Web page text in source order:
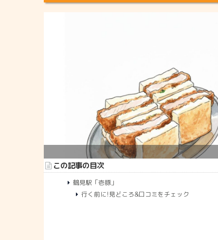
この記事の目次
鶴見駅「壱豚」
行く前に!見どころ&口コミをチェック